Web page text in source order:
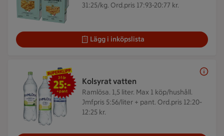
31:25/kg. Ord.pris 17:93-20:77 kr.
Lägg i inköpslista
Kolsyrat vatten
Ramlösa. 1,5 liter. Max 1 köp/hushåll.
Jmfpris 5:56/liter + pant. Ord.pris 12:20-
12:25 kr.
3 för 25 kr
3 för
25:-
+pant